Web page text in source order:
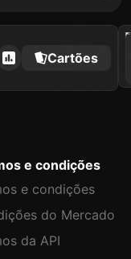
Cartões
2022
e condições
e condições
do Mercado
da API